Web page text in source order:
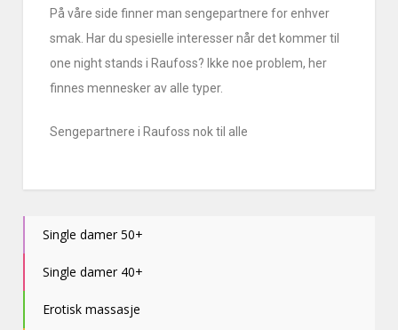
På våre side finner man sengepartnere for enhver
smak. Har du spesielle interesser når det kommer til
one night stands i Raufoss? Ikke noe problem, her
finnes mennesker av alle typer.
Sengepartnere i Raufoss nok til alle
Single damer 50+
Single damer 40+
Erotisk massasje